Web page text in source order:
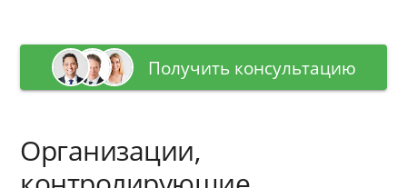
Получить консультацию
Организации,